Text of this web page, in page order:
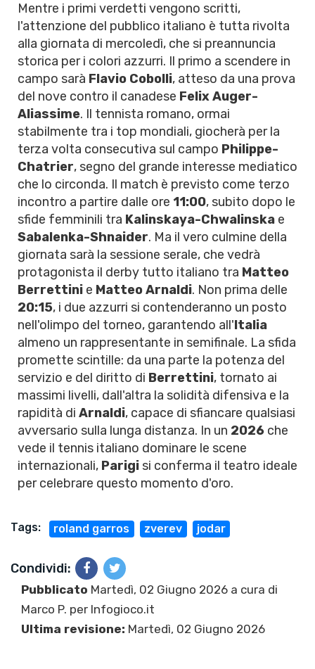
Mentre i primi verdetti vengono scritti,
l'attenzione del pubblico italiano è tutta rivolta
alla giornata di mercoledì, che si preannuncia
storica per i colori azzurri. Il primo a scendere in
campo sarà Flavio Cobolli, atteso da una prova
del nove contro il canadese Felix Auger-
Aliassime. Il tennista romano, ormai
stabilmente tra i top mondiali, giocherà per la
terza volta consecutiva sul campo Philippe-
Chatrier, segno del grande interesse mediatico
che lo circonda. Il match è previsto come terzo
incontro a partire dalle ore 11:00, subito dopo le
sfide femminili tra Kalinskaya-Chwalinska e
Sabalenka-Shnaider. Ma il vero culmine della
giornata sarà la sessione serale, che vedrà
protagonista il derby tutto italiano tra Matteo
Berrettini e Matteo Arnaldi. Non prima delle
20:15, i due azzurri si contenderanno un posto
nell'olimpo del torneo, garantendo all'Italia
almeno un rappresentante in semifinale. La sfida
promette scintille: da una parte la potenza del
servizio e del diritto di Berrettini, tornato ai
massimi livelli, dall'altra la solidità difensiva e la
rapidità di Arnaldi, capace di sfiancare qualsiasi
avversario sulla lunga distanza. In un 2026 che
vede il tennis italiano dominare le scene
internazionali, Parigi si conferma il teatro ideale
per celebrare questo momento d'oro.
Tags: roland garros zverev jodar
Condividi:
Pubblicato Martedì, 02 Giugno 2026 a cura di
Marco P. per Infogioco.it
Ultima revisione: Martedì, 02 Giugno 2026